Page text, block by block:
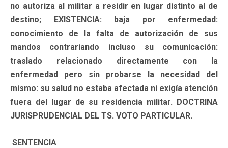
no autoriza al militar a residir en lugar distinto al de
destino; EXISTENCIA: baja por enfermedad:
conocimiento de la falta de autorización de sus
mandos contrariando incluso su comunicación:
traslado relacionado directamente con la
enfermedad pero sin probarse la necesidad del
mismo: su salud no estaba afectada ni exigía atención
fuera del lugar de su residencia militar. DOCTRINA
JURISPRUDENCIAL DEL TS. VOTO PARTICULAR.
SENTENCIA